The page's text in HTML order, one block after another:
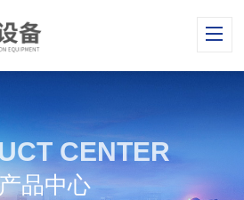
CENTER
品中心